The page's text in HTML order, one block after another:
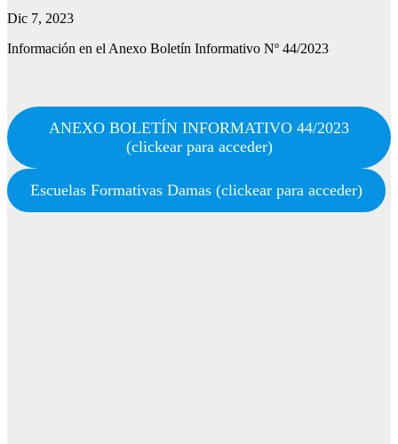
Dic 7, 2023
Información en el Anexo Boletín Informativo Nº 44/2023
ANEXO BOLETÍN INFORMATIVO 44/2023
(clickear para acceder)
Escuelas Formativas Damas (clickear para acceder)